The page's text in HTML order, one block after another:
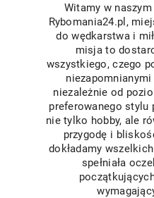
Witamy w
Rybomania24.pl,
do wędkarstwa i
misja to
wszystkiego, czego
niezależnie od
preferowanego stylu
nie tylko hobby, ale
przygodę i
dokładamy
spełniała